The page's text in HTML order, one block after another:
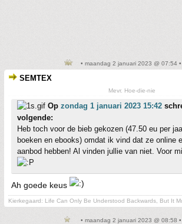
• maandag 2 januari 2023 @ 07:54
SEMTEX
Mevr. Hoe-die-nie
Op zondag 1 januari 2023 15:42
volgende:
Heb toch voor de bieb gekozen (47.50 eu per
boeken en ebooks) omdat ik vind dat ze online
aanbod hebben! Al vinden jullie van niet. Voor
Ah goede keus
Kierkegaard: Life Can Only Be Understood Backwards, But It
• maandag 2 januari 2023 @ 08:58